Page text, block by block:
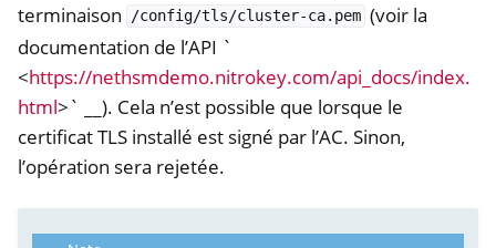
terminaison
/config/tls/cluster-ca.pem (voir la
documentation de l’API `
<https://nethsmdemo.nitrokey.com/api_docs/index.
html>` __). Cela n’est possible que lorsque le
certificat TLS installé est signé par l’AC. Sinon,
l’opération sera rejetée.